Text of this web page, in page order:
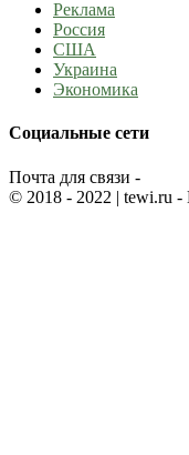
Реклама
Россия
США
Украина
Экономика
Социальные сети
Почта для связи -
© 2018 - 2022 | tewi.ru -